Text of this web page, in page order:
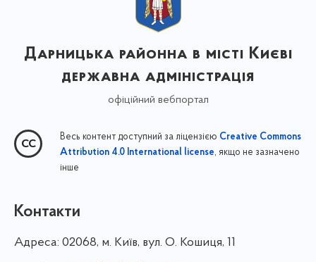
Дарницька районна в місті Києві
державна адміністрація
офіційний вебпортал
Весь контент доступний за ліцензією Creative Commons
Attribution 4.0 International license, якщо не зазначено
інше
Контакти
Адреса: 02068, м. Київ, вул. О. Кошиця, 11